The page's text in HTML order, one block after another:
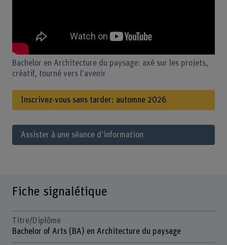
Bachelor en Architecture du paysage: axé sur les projets,
créatif, tourné vers l'avenir
Inscrivez-vous sans tarder: automne 2026
Assister à une séance d’information
Fiche signalétique
Titre/Diplôme
Bachelor of Arts (BA) en Architecture du paysage